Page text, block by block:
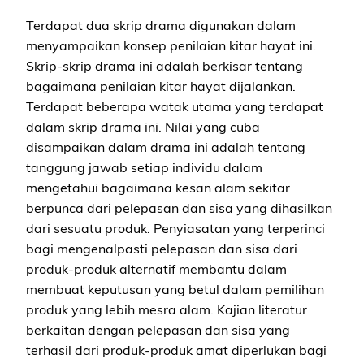
Terdapat dua skrip drama digunakan dalam
menyampaikan konsep penilaian kitar hayat ini.
Skrip-skrip drama ini adalah berkisar tentang
bagaimana penilaian kitar hayat dijalankan.
Terdapat beberapa watak utama yang terdapat
dalam skrip drama ini. Nilai yang cuba
disampaikan dalam drama ini adalah tentang
tanggung jawab setiap individu dalam
mengetahui bagaimana kesan alam sekitar
berpunca dari pelepasan dan sisa yang dihasilkan
dari sesuatu produk. Penyiasatan yang terperinci
bagi mengenalpasti pelepasan dan sisa dari
produk-produk alternatif membantu dalam
membuat keputusan yang betul dalam pemilihan
produk yang lebih mesra alam. Kajian literatur
berkaitan dengan pelepasan dan sisa yang
terhasil dari produk-produk amat diperlukan bagi